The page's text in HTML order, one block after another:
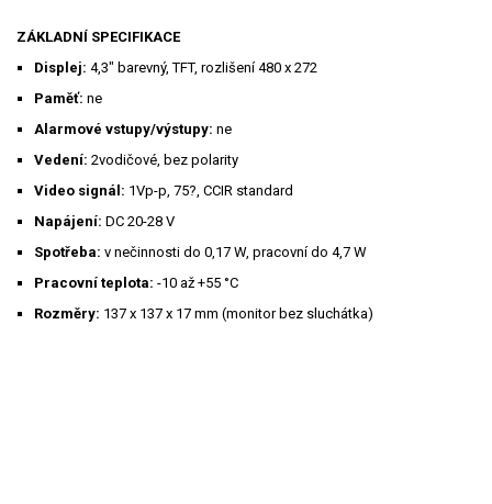
ZÁKLADNÍ SPECIFIKACE
Displej: 4,3" barevný, TFT, rozlišení 480 x 272
Paměť: ne
Alarmové vstupy/výstupy: ne
Vedení: 2vodičové, bez polarity
Video signál: 1Vp-p, 75?, CCIR standard
Napájení: DC 20-28 V
Spotřeba: v nečinnosti do 0,17 W, pracovní do 4,7 W
Pracovní teplota: -10 až +55 °C
Rozměry: 137 x 137 x 17 mm (monitor bez sluchátka)